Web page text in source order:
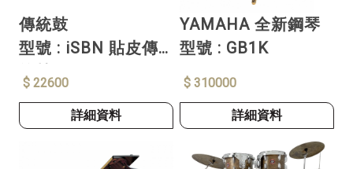
傳統鼓
型號 : iSBN 貼皮傳
統鼓
$ 22600
詳細資料
YAMAHA 全新鋼琴
型號 : GB1K
$ 310000
詳細資料